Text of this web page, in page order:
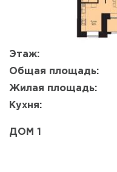
Этаж:
Общая площадь:
Жилая площадь:
Кухня:
ДОМ 1